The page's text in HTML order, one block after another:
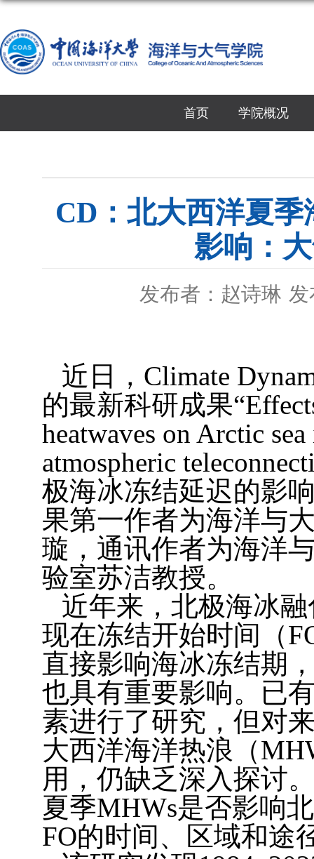
首页 学院概况
​CD：北大西洋夏
影响：
发布者：赵诗琳
近日， Climate
的最新科研成果“
heatwaves on Arctic
atmospheric
极海冰冻结延迟的影
果第一作者为海洋与
璇，通讯作者为海洋
验室苏洁教授。
近年来，北极海冰
现在冻结开始时间（
直接影响海冰冻结期
也具有重要影响。已
素进行了研究，但对
大西洋海洋热浪（
用，仍缺乏深入探讨
夏季MHWs是否影响
FO的时间、区域和途